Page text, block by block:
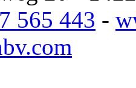
565 443 -